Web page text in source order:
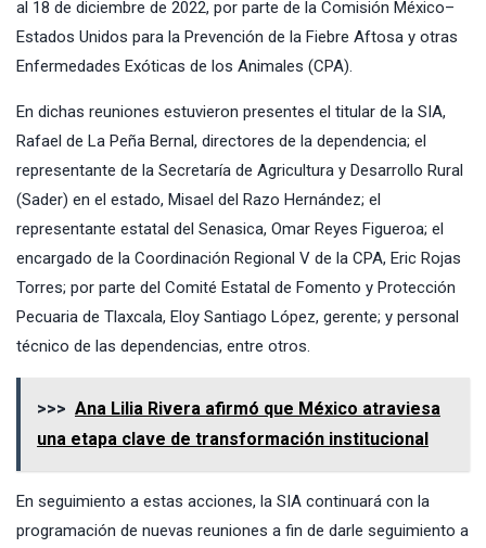
al 18 de diciembre de 2022, por parte de la Comisión México–
Estados Unidos para la Prevención de la Fiebre Aftosa y otras
Enfermedades Exóticas de los Animales (CPA).
En dichas reuniones estuvieron presentes el titular de la SIA,
Rafael de La Peña Bernal, directores de la dependencia; el
representante de la Secretaría de Agricultura y Desarrollo Rural
(Sader) en el estado, Misael del Razo Hernández; el
representante estatal del Senasica, Omar Reyes Figueroa; el
encargado de la Coordinación Regional V de la CPA, Eric Rojas
Torres; por parte del Comité Estatal de Fomento y Protección
Pecuaria de Tlaxcala, Eloy Santiago López, gerente; y personal
técnico de las dependencias, entre otros.
>>> Ana Lilia Rivera afirmó que México atraviesa
una etapa clave de transformación institucional
En seguimiento a estas acciones, la SIA continuará con la
programación de nuevas reuniones a fin de darle seguimiento a